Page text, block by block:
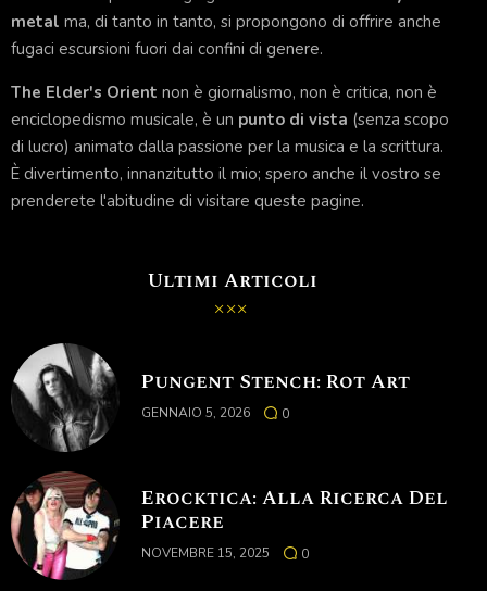
metal ma, di tanto in tanto, si propongono di offrire anche
fugaci escursioni fuori dai confini di genere.
The Elder's Orient non è giornalismo, non è critica, non è
enciclopedismo musicale, è un punto di vista (senza scopo
di lucro) animato dalla passione per la musica e la scrittura.
È divertimento, innanzitutto il mio; spero anche il vostro se
prenderete l'abitudine di visitare queste pagine.
Ultimi Articoli
Pungent Stench: Rot Art
GENNAIO 5, 2026 0
Erocktica: Alla Ricerca Del
Piacere
NOVEMBRE 15, 2025 0